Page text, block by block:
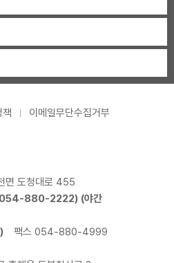
책
이메일무단수집거부
면 도청대로 455
054-880-2222) (야간
팩스 054-880-4999